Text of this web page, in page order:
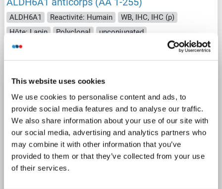
This website uses cookies
We use cookies to personalise content and ads, to
provide social media features and to analyse our traffic.
We also share information about your use of our site with
our social media, advertising and analytics partners who
may combine it with other information that you’ve
provided to them or that they’ve collected from your use
of their services.
ALDH6A1 Reactivité: Humain
WB, IHC, IHC (p)
Hôte: Lapin
Polyclonal unconjugated
N° du produit ABIN1496604